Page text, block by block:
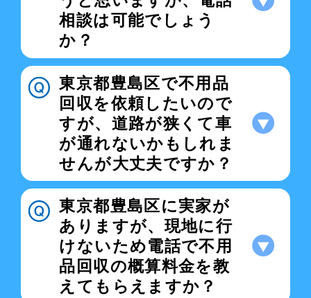
相談は可能でしょう
か？
東京都豊島区で不用品
回収を依頼したいので
すが、道路が狭くて車
が通れないかもしれま
せんが大丈夫ですか？
東京都豊島区に実家が
ありますが、現地に行
けないため電話で不用
品回収の概算料金を教
えてもらえますか？